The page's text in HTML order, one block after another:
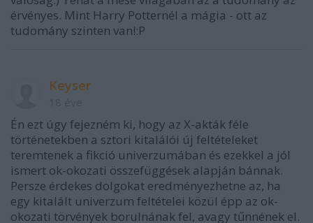
érvényes. Mint Harry Potternél a mágia - ott az
tudomány szinten van!:P
Keyser
Én ezt úgy fejezném ki, hogy az X-akták féle
történetekben a sztori kitalálói új feltételeket
teremtenek a fikció univerzumában és ezekkel a jól
ismert ok-okozati összefüggések alapján bánnak.
Persze érdekes dolgokat eredményezhetne az, ha
egy kitalált univerzum feltételei közül épp az ok-
okozati törvények borulnának fel, avagy tűnnének el.